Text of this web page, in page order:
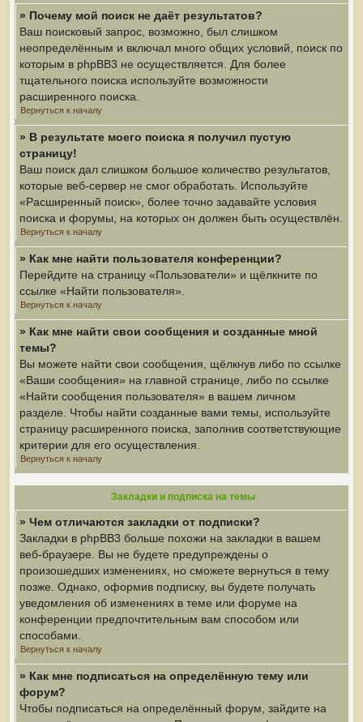
» Почему мой поиск не даёт результатов?
Ваш поисковый запрос, возможно, был слишком
неопределённым и включал много общих условий, поиск по
которым в phpBB3 не осуществляется. Для более
тщательного поиска используйте возможности
расширенного поиска.
Вернуться к началу
» В результате моего поиска я получил пустую
страницу!
Ваш поиск дал слишком большое количество результатов,
которые веб-сервер не смог обработать. Используйте
«Расширенный поиск», более точно задавайте условия
поиска и форумы, на которых он должен быть осуществлён.
Вернуться к началу
» Как мне найти пользователя конференции?
Перейдите на страницу «Пользователи» и щёлкните по
ссылке «Найти пользователя».
Вернуться к началу
» Как мне найти свои сообщения и созданные мной
темы?
Вы можете найти свои сообщения, щёлкнув либо по ссылке
«Ваши сообщения» на главной странице, либо по ссылке
«Найти сообщения пользователя» в вашем личном
разделе. Чтобы найти созданные вами темы, используйте
страницу расширенного поиска, заполнив соответствующие
критерии для его осуществления.
Вернуться к началу
Закладки и подписка на темы
» Чем отличаются закладки от подписки?
Закладки в phpBB3 больше похожи на закладки в вашем
веб-браузере. Вы не будете предупреждены о
произошедших изменениях, но сможете вернуться в тему
позже. Однако, оформив подписку, вы будете получать
уведомления об изменениях в теме или форуме на
конференции предпочтительным вам способом или
способами.
Вернуться к началу
» Как мне подписаться на определённую тему или
форум?
Чтобы подписаться на определённый форум, зайдите на